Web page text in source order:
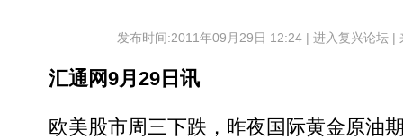
发布时间:2011年09月29日 12:24 | 进入复兴论坛|
汇通网9月29日讯
欧美股市周三下跌，昨夜国际黄金原油